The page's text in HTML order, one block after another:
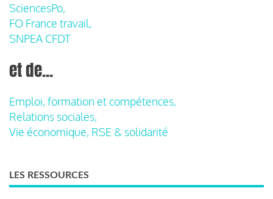
SciencesPo,
FO France travail,
SNPEA CFDT
et de...
Emploi, formation et compétences,
Relations sociales,
Vie économique, RSE & solidarité
LES RESSOURCES